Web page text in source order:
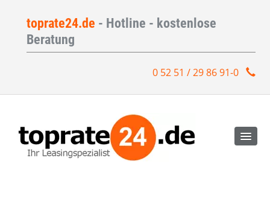
toprate24.de - Hotline - kostenlose
Beratung
0 52 51 / 29 86 91-0